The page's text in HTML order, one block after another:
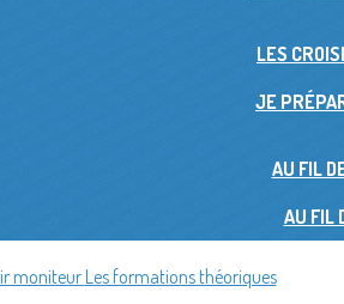
LES
JE
AU FIL
AU FIL
moniteur Les formations théoriques